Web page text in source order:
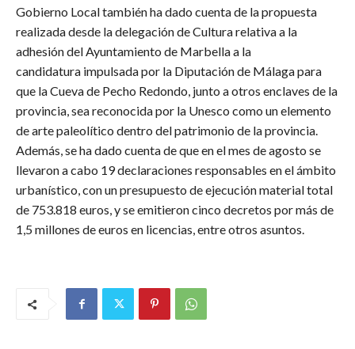
Gobierno Local también ha dado cuenta de la propuesta
realizada desde la delegación de Cultura relativa a la
adhesión del Ayuntamiento de Marbella a la
candidatura impulsada por la Diputación de Málaga para
que la Cueva de Pecho Redondo, junto a otros enclaves de la
provincia, sea reconocida por la Unesco como un elemento
de arte paleolítico dentro del patrimonio de la provincia.
Además, se ha dado cuenta de que en el mes de agosto se
llevaron a cabo 19 declaraciones responsables en el ámbito
urbanístico, con un presupuesto de ejecución material total
de 753.818 euros, y se emitieron cinco decretos por más de
1,5 millones de euros en licencias, entre otros asuntos.